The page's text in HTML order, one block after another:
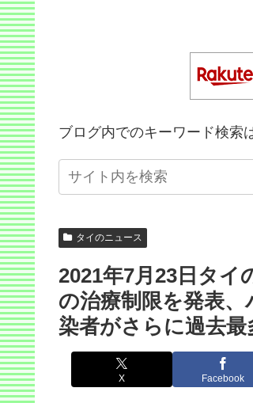
ブログ内でのキーワード検索
タイのニュース
2021年7月23日タイ
の治療制限を発表
染者がさらに過去
X Facebook